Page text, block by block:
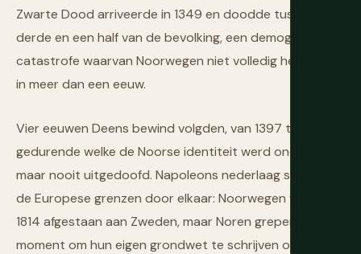
Zwarte Dood arriveerde in 1349 en doodde tussen een
derde en een half van de bevolking, een demografische
catastrofe waarvan Noorwegen niet volledig herstelde
in meer dan een eeuw.
Vier eeuwen Deens bewind volgden, van 1397 tot 1814,
gedurende welke de Noorse identiteit werd onderdrukt
maar nooit uitgedoofd. Napoleons nederlaag schudde
de Europese grenzen door elkaar: Noorwegen werd in
1814 afgestaan aan Zweden, maar Noren grepen het
moment om hun eigen grondwet te schrijven op 17 mei